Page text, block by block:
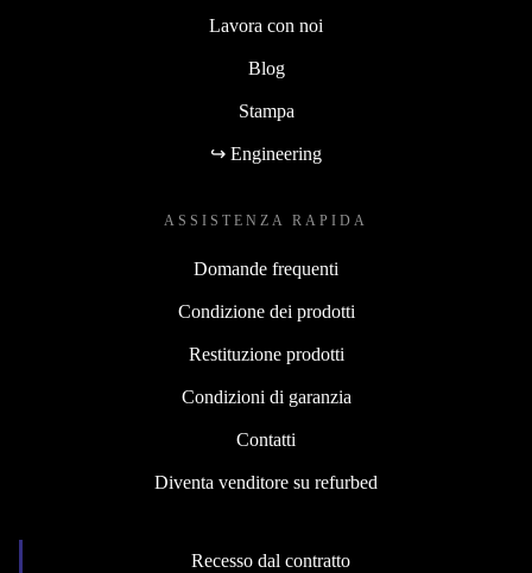
Lavora con noi
Blog
Stampa
↪ Engineering
ASSISTENZA RAPIDA
Domande frequenti
Condizione dei prodotti
Restituzione prodotti
Condizioni di garanzia
Contatti
Diventa venditore su refurbed
Recesso dal contratto